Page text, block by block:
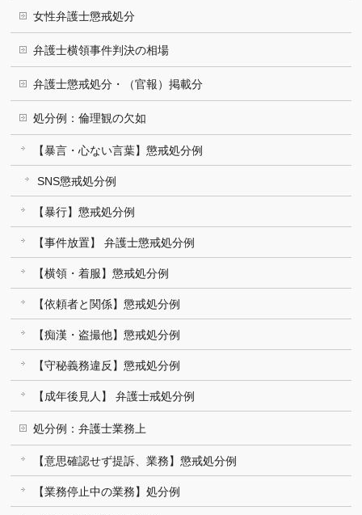
女性弁護士懲戒処分
弁護士横領事件判決の相場
弁護士懲戒処分・（官報）掲載分
処分例：倫理観の欠如
【暴言・心ない言葉】懲戒処分例
SNS懲戒処分例
【暴行】懲戒処分例
【事件放置】 弁護士懲戒処分例
【横領・着服】懲戒処分例
【依頼者と関係】懲戒処分例
【痴漢・盗撮他】懲戒処分例
【守秘義務違反】懲戒処分例
【成年後見人】 弁護士戒処分例
処分例：弁護士業務上
【意思確認せず提訴、業務】懲戒処分例
【業務停止中の業務】処分例